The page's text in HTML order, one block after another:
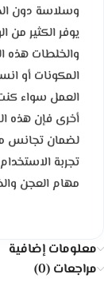
وسلاسة دون
يوفر الكثير من
والخلطات
المكونات أو
العمل سواء
أخرى فإن هذه
لضمان تجانس
تجربة
مهام العجن
معلومات إضافية
مراجعات (0)